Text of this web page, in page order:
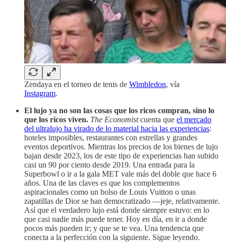
Zendaya en el torneo de tenis de Wimbledon, vía
Instagram.
El lujo ya no son las cosas que los ricos compran, sino lo
que los ricos viven. The Economistcuenta que el mercado
del ultralujo ha virado de lo material hacia las experiencias:
hoteles imposibles, restaurantes con estrellas y grandes
eventos deportivos. Mientras los precios de los bienes de lujo
bajan desde 2023, los de este tipo de experiencias han subido
casi un 90 por ciento desde 2019. Una entrada para la
Superbowl o ir a la gala MET vale más del doble que hace 6
años. Una de las claves es que los complementos
aspiracionales como un bolso de Louis Vuitton o unas
zapatillas de Dior se han democratizado —jeje, relativamente.
Así que el verdadero lujo está donde siempre estuvo: en lo
que casi nadie más puede tener. Hoy en día, en ir a donde
pocos más pueden ir; y que se te vea. Una tendencia que
conecta a la perfección con la siguiente. Sigue leyendo.